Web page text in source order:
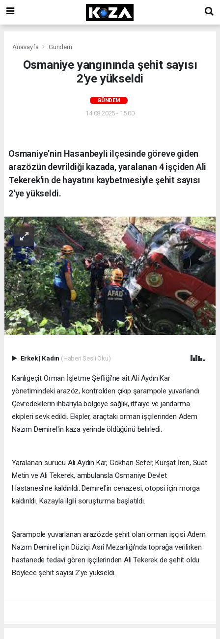
Anasayfa Gündem
Osmaniye yangınında şehit sayısı
2'ye yükseldi
GÜNDEM
14.08.2025 - 15:00
Osmaniye'nin Hasanbeyli ilçesinde göreve giden
arazözün devrildiği kazada, yaralanan 4 işçiden Ali
Tekerek'in de hayatını kaybetmesiyle şehit sayısı
2'ye yükseldi.
Erkek| Kadın (Haberi Sesli Oku)
Kanlıgeçit Orman İşletme Şefliği'ne ait Ali Aydın Kar
yönetimindeki arazöz, kontrolden çıkıp şarampole yuvarlandı.
Çevredekilerin ihbarıyla bölgeye sağlık, itfaiye ve jandarma
ekipleri sevk edildi. Ekipler, araçtaki orman işçilerinden Adem
Nazım Demirel'in kaza yerinde öldüğünü belirledi.
Yaralanan sürücü Ali Aydın Kar, Gökhan Sefer, Kürşat İren, Suat
Metin ve Ali Tekerek, ambulansla Osmaniye Devlet
Hastanesi'ne kaldırıldı. Demirel'in cenazesi, otopsi için morga
kaldırıldı. Kazayla ilgili soruşturma başlatıldı.
Şarampole yuvarlanan arazözde şehit olan orman işçisi Adem
Nazım Demirel için Düziçi Asri Mezarlığı'nda toprağa verilirken
hastanede tedavi gören işçilerinden Ali Tekerek de şehit oldu.
Böylece şehit sayısı 2'ye yükseldi.